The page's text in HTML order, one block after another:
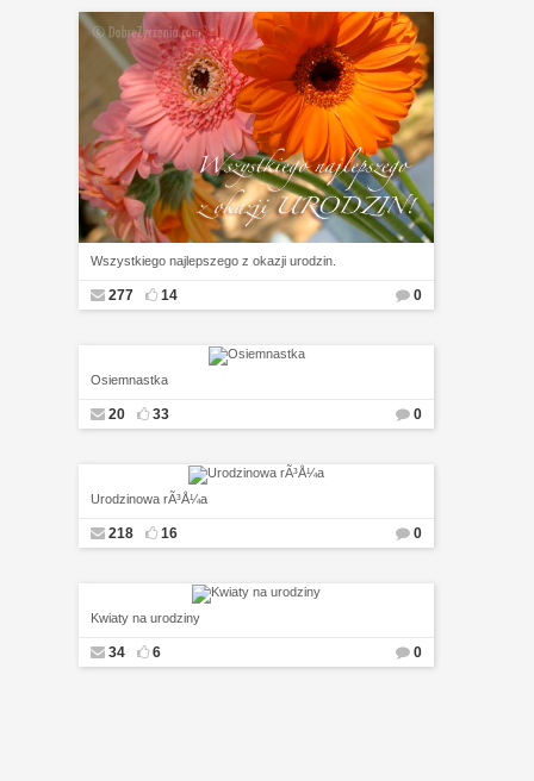
Wszystkiego najlepszego z okazji urodzin.
277 14 0
Osiemnastka
20 33 0
Urodzinowa rÃ³Å¼a
218 16 0
Kwiaty na urodziny
34 6 0